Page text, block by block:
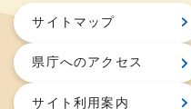
サイトマップ
県庁へのアクセス
サイト利用案内